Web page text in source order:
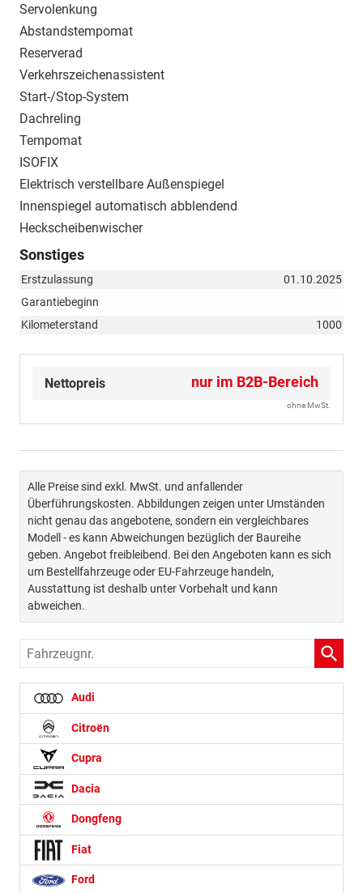
Servolenkung
Abstandstempomat
Reserverad
Verkehrszeichenassistent
Start-/Stop-System
Dachreling
Tempomat
ISOFIX
Elektrisch verstellbare Außenspiegel
Innenspiegel automatisch abblendend
Heckscheibenwischer
Sonstiges
Erstzulassung
01.10.2025
Garantiebeginn
Kilometerstand
1000
Nettopreis nur im B2B-Bereich
ohne MwSt.
Alle Preise sind exkl. MwSt. und anfallender
Überführungskosten. Abbildungen zeigen unter Umständen
nicht genau das angebotene, sondern ein vergleichbares
Modell - es kann Abweichungen bezüglich der Baureihe
geben. Angebot freibleibend. Bei den Angeboten kann es sich
um Bestellfahrzeuge oder EU-Fahrzeuge handeln,
Ausstattung ist deshalb unter Vorbehalt und kann
abweichen.
Fahrzeugnr.
Audi
Citroën
Cupra
Dacia
Dongfeng
Fiat
Ford